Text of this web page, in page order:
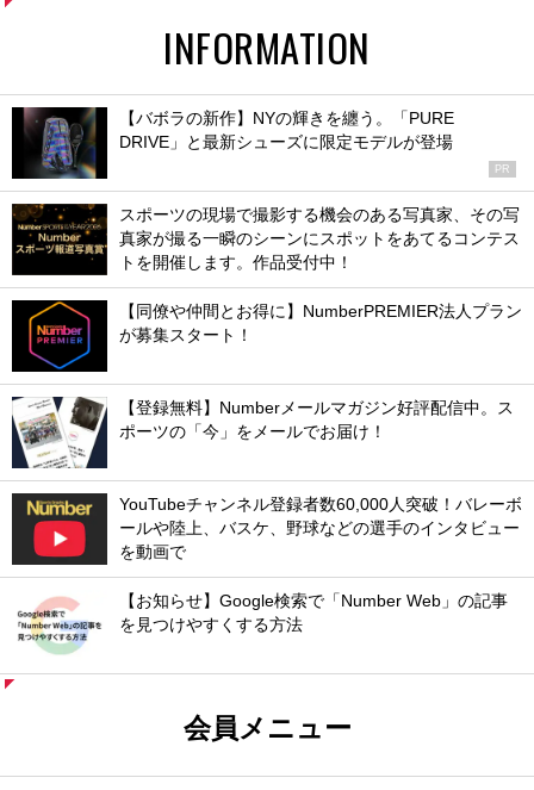
INFORMATION
【バボラの新作】NYの輝きを纏う。「PURE
DRIVE」と最新シューズに限定モデルが登場
PR
スポーツの現場で撮影する機会のある写真家、その写
真家が撮る一瞬のシーンにスポットをあてるコンテス
トを開催します。作品受付中！
【同僚や仲間とお得に】NumberPREMIER法人プラン
が募集スタート！
【登録無料】Numberメールマガジン好評配信中。ス
ポーツの「今」をメールでお届け！
YouTubeチャンネル登録者数60,000人突破！バレーボ
ールや陸上、バスケ、野球などの選手のインタビュー
を動画で
【お知らせ】Google検索で「Number Web」の記事
を見つけやすくする方法
会員メニュー